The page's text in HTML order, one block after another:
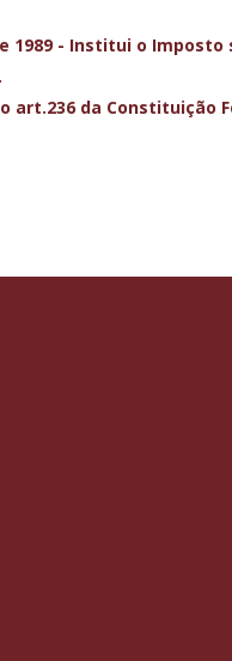
1989 - Institui o
art.236 da Constituição